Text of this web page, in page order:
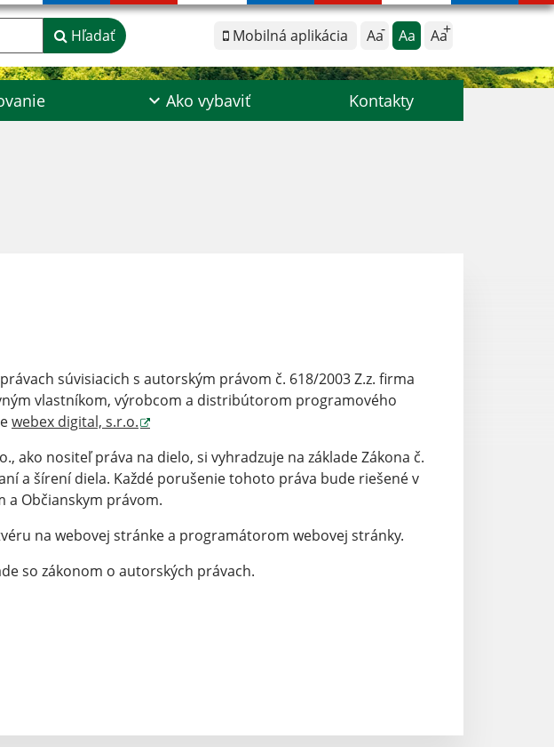
Mobilná aplikácia Aa Aa Aa
Hľadať
Ako vybaviť Kontakty
súvisiacich s autorským právom č. 618/2003 Z.z. firma
vlastníkom, výrobcom a distribútorom programového
webex digital, s.r.o.
ako nositeľ práva na dielo, si vyhradzuje na základe Zákona č.
a šírení diela. Každé porušenie tohoto práva bude riešené v
a Občianskym právom.
na webovej stránke a programátorom webovej stránky.
so zákonom o autorských právach.